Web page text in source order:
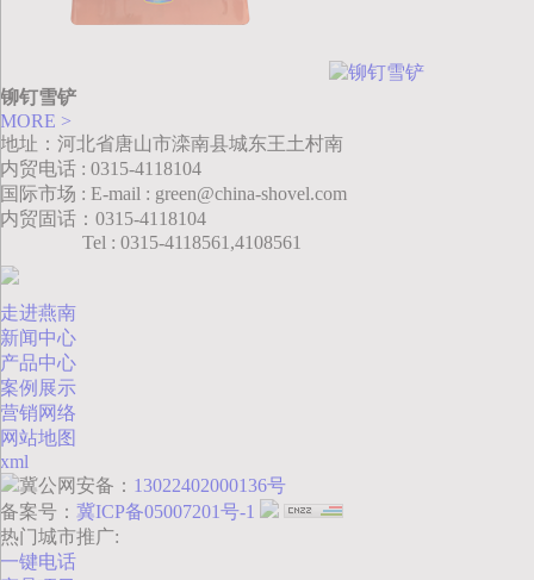
铆钉雪铲
MORE >
地址：河北省唐山市滦南县城东王土村南
内贸电话 : 0315-4118104
国际市场 : E-mail : green@china-shovel.com
内贸固话：0315-4118104
Tel : 0315-4118561,4108561
走进燕南
新闻中心
产品中心
案例展示
营销网络
网站地图
xml
冀公网安备： 13022402000136号
备案号： 冀ICP备05007201号-1
热门城市推广:
一键电话